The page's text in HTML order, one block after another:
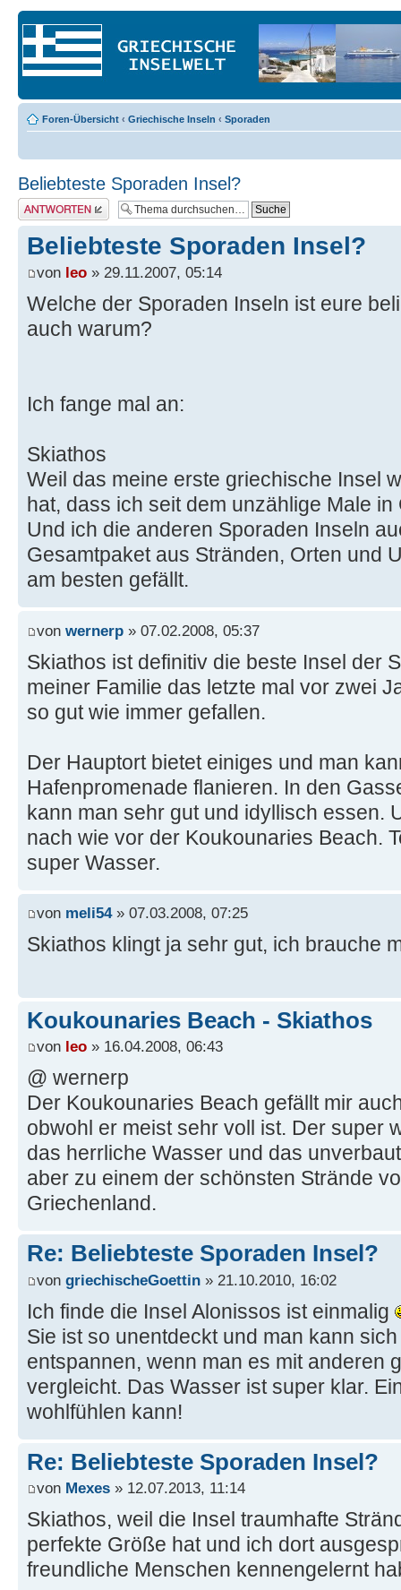
Foren-Übersicht ‹ Griechische Inseln ‹ Sporaden
Beliebteste Sporaden Insel?
Antwort erstellen
Beliebteste Sporaden Insel?
von leo » 29.11.2007, 05:14
Welche der Sporaden Inseln ist eure
auch warum?
Ich fange mal an:
Skiathos
Weil das meine erste griechische Insel
hat, dass ich seit dem unzählige Male
Und ich die anderen Sporaden Inseln
Gesamtpaket aus Stränden, Orten und
am besten gefällt.
von wernerp » 07.02.2008, 05:37
Skiathos ist definitiv die beste Insel der
meiner Familie das letzte mal vor zwei
so gut wie immer gefallen.
Der Hauptort bietet einiges und man
Hafenpromenade flanieren. In den
kann man sehr gut und idyllisch essen.
nach wie vor der Koukounaries Beach.
super Wasser.
von meli54» 07.03.2008, 07:25
Skiathos klingt ja sehr gut, ich brauche
Koukounaries Beach - Skiathos
von leo » 16.04.2008, 06:43
@ wernerp
Der Koukounaries Beach gefällt mir
obwohl er meist sehr voll ist. Der super
das herrliche Wasser und das
aber zu einem der schönsten Strände
Griechenland.
Re: Beliebteste Sporaden Insel?
von griechischeGoettin » 21.10.2010, 16:02
Ich finde die Insel Alonissos ist einmalig
Sie ist so unentdeckt und man kann
entspannen, wenn man es mit anderen
vergleicht. Das Wasser ist super klar.
wohlfühlen kann!
Re: Beliebteste Sporaden Insel?
von Mexes » 12.07.2013, 11:14
Skiathos, weil die Insel traumhafte
perfekte Größe hat und ich dort
freundliche Menschen kennengelernt